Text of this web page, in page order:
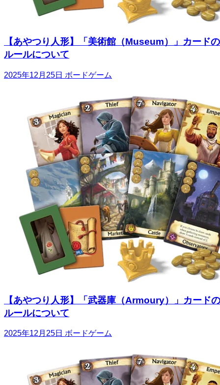
【あやつり人形】「美術館（Museum）」カードの
ルールについて
2025年12月25日 ボードゲーム
【あやつり人形】「武器庫（Armoury）」カードの
ルールについて
2025年12月25日 ボードゲーム